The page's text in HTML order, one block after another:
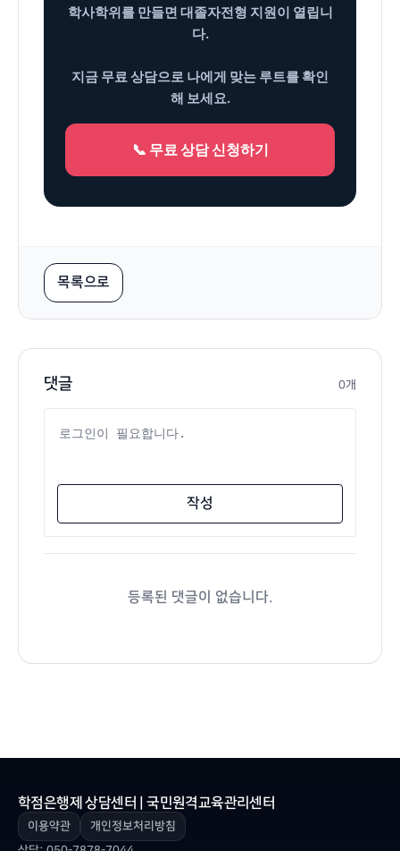
학사학위를 만들면 대졸자전형 지원이 열립니
다.
지금 무료 상담으로 나에게 맞는 루트를 확인
해 보세요.
📞 무료 상담 신청하기
목록으로
댓글 0개
댓글 내용
작성
등록된 댓글이 없습니다.
학점은행제 상담센터 | 국민원격교육관리센터
이용약관
개인정보처리방침